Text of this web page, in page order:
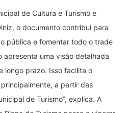
de Cultura e Turismo e
o documento contribui para
pública e fomentar todo o trade
apresenta uma visão detalhada
longo prazo. Isso facilita o
a partir das
de Turismo”, explica. A